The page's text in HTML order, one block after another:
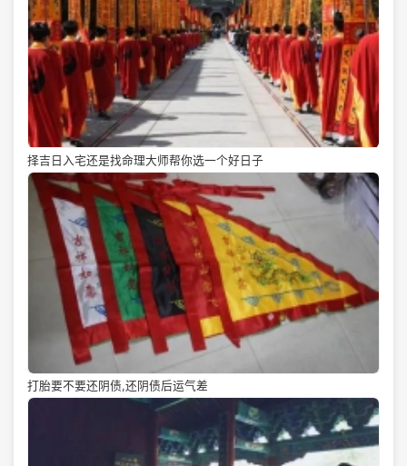
择吉日入宅还是找命理大师帮你选一个好日子
打胎要不要还阴债,还阴债后运气差